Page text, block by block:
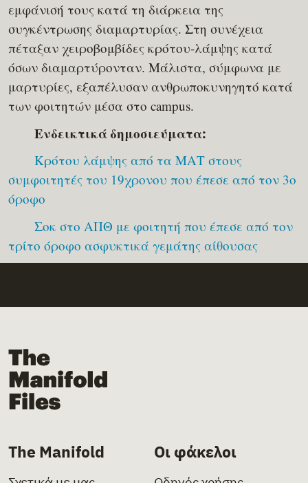
εμφάνισή τους κατά τη διάρκεια της
συγκέντρωσης διαμαρτυρίας. Στη συνέχεια
πέταξαν χειροβομβίδες κρότου-λάμψης κατά
όσων διαμαρτύρονταν. Μάλιστα, σύμφωνα με
μαρτυρίες, εξαπέλυσαν ανθρωποκυνηγητό κατά
των φοιτητών μέσα στο campus.
Ενδεικτικά δημοσιεύματα:
Κρότου λάμψης από τα ΜΑΤ στους
συμφοιτητές του 19χρονου που έπεσε από τον 3ο
όροφο
Σοκ στο ΑΠΘ με φοιτητή που έπεσε από τον
τρίτο όροφο ασφυκτικά γεμάτης αίθουσας
The Manifold Files
The Manifold Οι φάκελοι